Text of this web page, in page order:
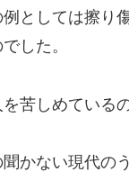
としては擦り
した。
苦しめている
かない現代の